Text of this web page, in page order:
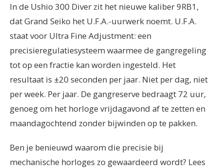
In de Ushio 300 Diver zit het nieuwe kaliber 9RB1,
dat Grand Seiko het U.F.A.-uurwerk noemt. U.F.A.
staat voor Ultra Fine Adjustment: een
precisieregulatiesysteem waarmee de gangregeling
tot op een fractie kan worden ingesteld. Het
resultaat is ±20 seconden per jaar. Niet per dag, niet
per week. Per jaar. De gangreserve bedraagt 72 uur,
genoeg om het horloge vrijdagavond af te zetten en
maandagochtend zonder bijwinden op te pakken.
Ben je benieuwd waarom die precisie bij
mechanische horloges zo gewaardeerd wordt? Lees